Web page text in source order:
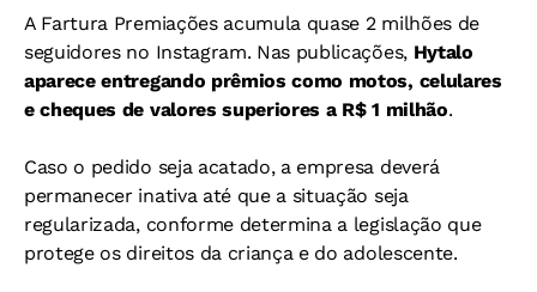
A Fartura Premiações acumula quase 2 milhões de
seguidores no Instagram. Nas publicações, Hytalo
aparece entregando prêmios como motos, celulares
e cheques de valores superiores a R$ 1 milhão.
Caso o pedido seja acatado, a empresa deverá
permanecer inativa até que a situação seja
regularizada, conforme determina a legislação que
protege os direitos da criança e do adolescente.